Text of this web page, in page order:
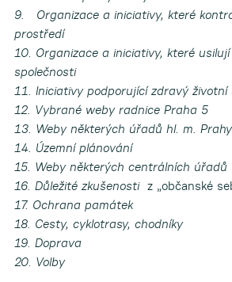
9. Organizace a iniciativy, které
prostředí
10. Organizace a iniciativy, které
společnosti
11. Iniciativy podporující zdravý životní
12. Vybrané weby radnice Praha 5
13. Weby některých úřadů hl. m. Prahy
14. Územní plánování
15. Weby některých centrálních úřadů
16. Důležité zkušenosti z „občanské
17. Ochrana památek
18. Cesty, cyklotrasy, chodníky
19. Doprava
20. Volby